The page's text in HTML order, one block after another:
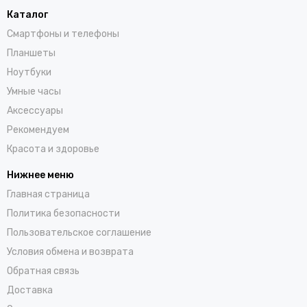
Каталог
Смартфоны и телефоны
Планшеты
Ноутбуки
Умные часы
Аксессуары
Рекомендуем
Красота и здоровье
Нижнее меню
Главная страница
Политика безопасности
Пользовательское соглашение
Условия обмена и возврата
Обратная связь
Доставка